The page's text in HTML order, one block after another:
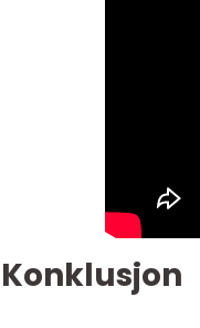
Konklusjon